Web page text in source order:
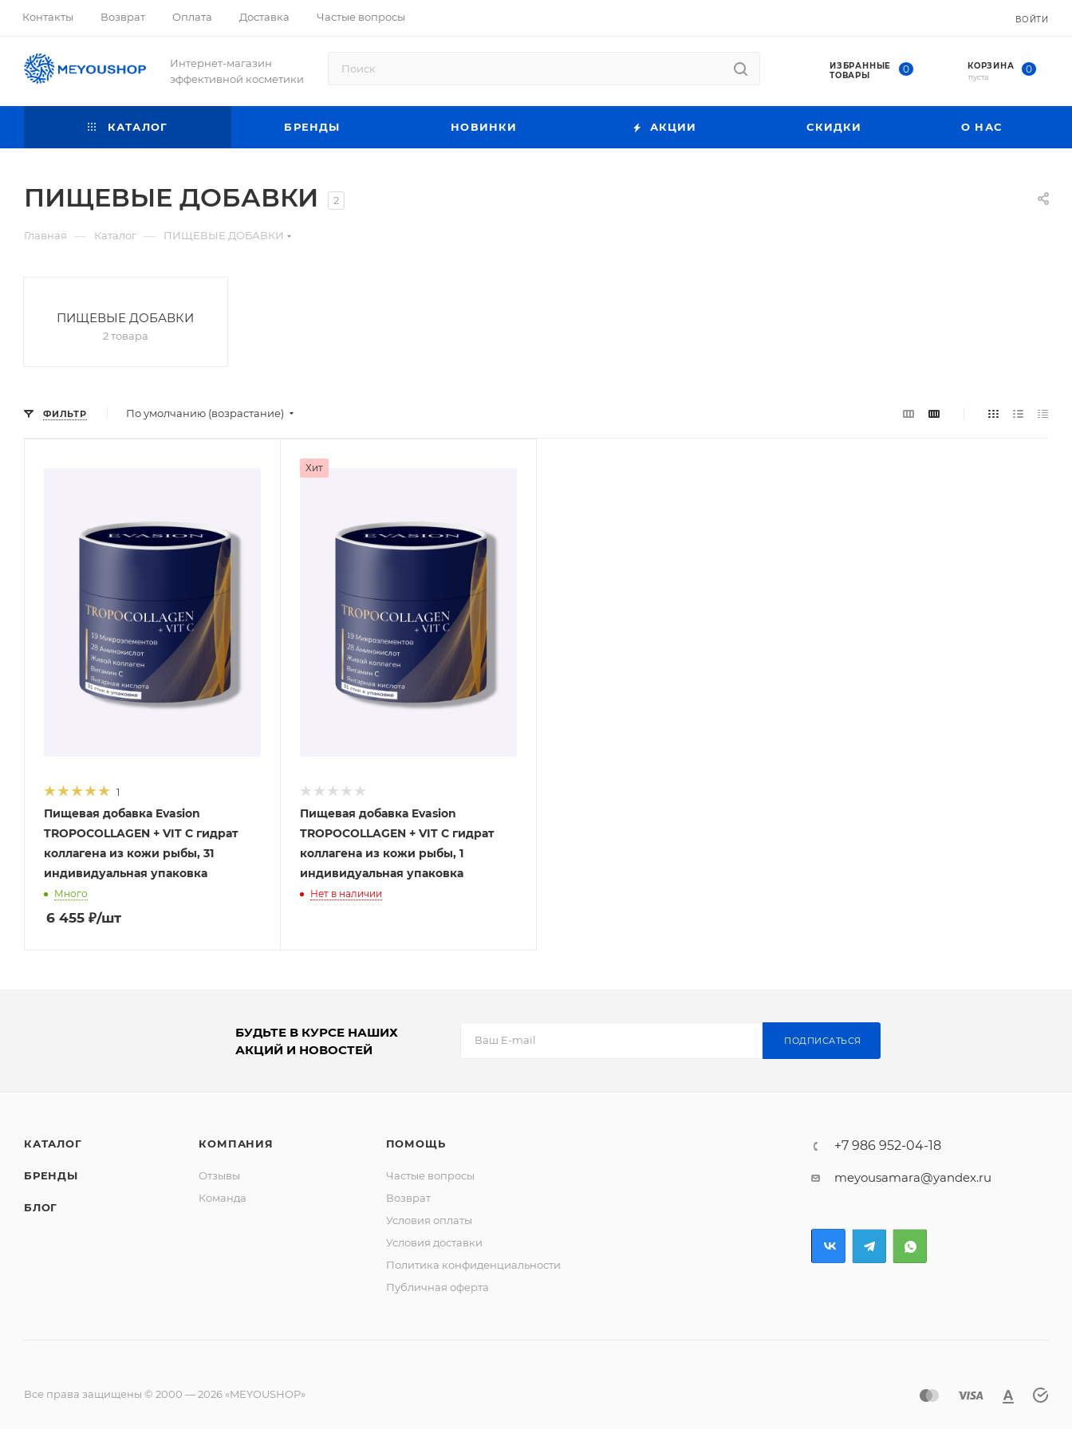
Контакты Возврат Оплата Доставка Частые вопросы ВОЙТИ
Интернет-магазин
эффективной косметики
ИЗБРАННЫЕ
ТОВАРЫ
0 КОРЗИНА 0
пуста
КАТАЛОГ БРЕНДЫ НОВИНКИ АКЦИИ СКИДКИ О НАС
ПИЩЕВЫЕ ДОБАВКИ 2
Главная — Каталог — ПИЩЕВЫЕ ДОБАВКИ
ПИЩЕВЫЕ ДОБАВКИ
2 товара
ФИЛЬТР По умолчанию (возрастание)
1
Пищевая добавка Evasion
TROPOCOLLAGEN + VIT C гидрат
коллагена из кожи рыбы, 31
индивидуальная упаковка
Много
6 455 ₽/шт
Хит
Пищевая добавка Evasion
TROPOCOLLAGEN + VIT C гидрат
коллагена из кожи рыбы, 1
индивидуальная упаковка
Нет в наличии
БУДЬТЕ В КУРСЕ НАШИХ
АКЦИЙ И НОВОСТЕЙ
ПОДПИСАТЬСЯ
КАТАЛОГ
БРЕНДЫ
БЛОГ
КОМПАНИЯ
Отзывы
Команда
ПОМОЩЬ
Частые вопросы
Возврат
Условия оплаты
Условия доставки
Политика конфиденциальности
Публичная оферта
+7 986 952-04-18
meyousamara@yandex.ru
Все права защищены © 2000 — 2026 «MEYOUSHOP»